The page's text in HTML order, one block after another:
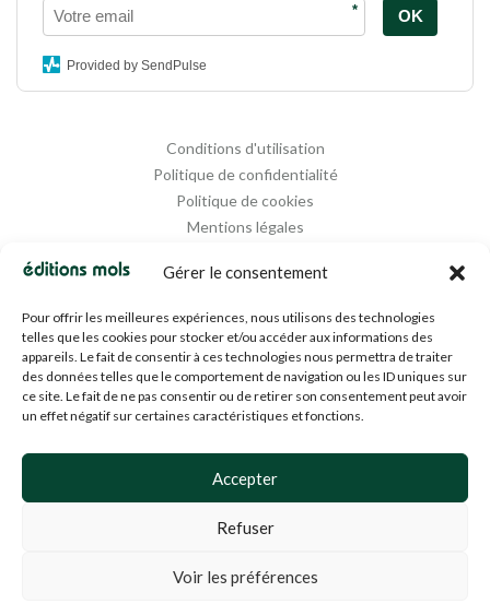
Gérer le consentement
Pour offrir les meilleures expériences, nous utilisons des technologies
telles que les cookies pour stocker et/ou accéder aux informations des
appareils. Le fait de consentir à ces technologies nous permettra de traiter
des données telles que le comportement de navigation ou les ID uniques sur
ce site. Le fait de ne pas consentir ou de retirer son consentement peut avoir
un effet négatif sur certaines caractéristiques et fonctions.
Accepter
Refuser
Voir les préférences
* OK
Provided by SendPulse
Conditions d'utilisation
Politique de confidentialité
Politique de cookies
Mentions légales
Agence Media 112